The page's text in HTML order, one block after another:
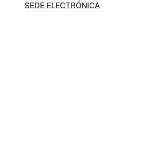
SEDE ELECTRÓNICA